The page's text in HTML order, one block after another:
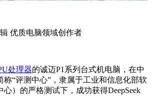
辑 优质电脑领域创作者
处理器的诚迈P1系列台式机电脑，在中
称“评测中心”，隶属于工业和信息化部软
）的严格测试下，成功获得DeepSeek